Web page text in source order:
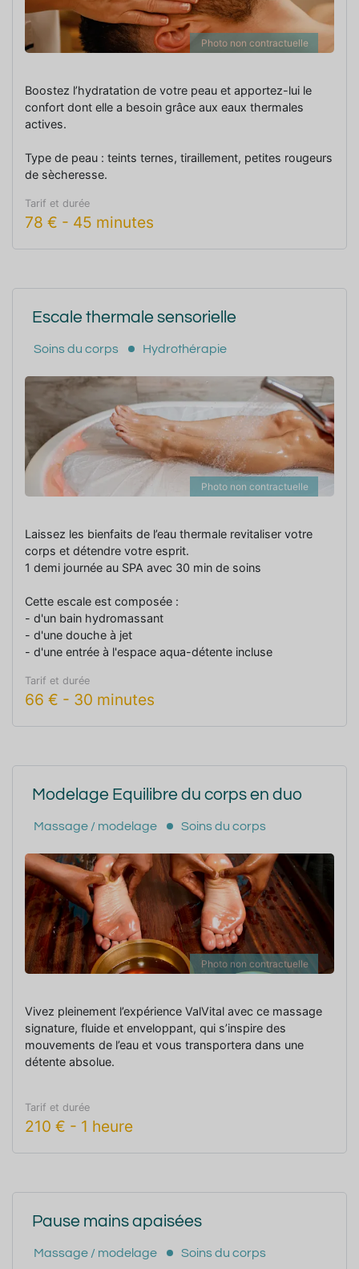
Photo non contractuelle
Boostez l’hydratation de votre peau et apportez-lui le
confort dont elle a besoin grâce aux eaux thermales
actives.
Type de peau : teints ternes, tiraillement, petites rougeurs
de sècheresse.
Tarif et durée
78 € - 45 minutes
Escale thermale sensorielle
Soins du corps Hydrothérapie
Photo non contractuelle
Laissez les bienfaits de l’eau thermale revitaliser votre
corps et détendre votre esprit.
1 demi journée au SPA avec 30 min de soins
Cette escale est composée :
- d'un bain hydromassant
- d'une douche à jet
- d'une entrée à l'espace aqua-détente incluse
Tarif et durée
66 € - 30 minutes
Modelage Equilibre du corps en duo
Massage / modelage Soins du corps
Photo non contractuelle
Vivez pleinement l’expérience ValVital avec ce massage
signature, fluide et enveloppant, qui s’inspire des
mouvements de l’eau et vous transportera dans une
détente absolue.
Tarif et durée
210 € - 1 heure
Pause mains apaisées
Massage / modelage Soins du corps